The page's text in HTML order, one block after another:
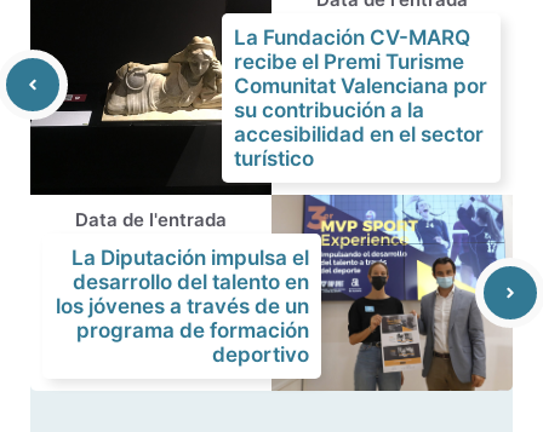
La Fundación CV-MARQ
recibe el Premi Turisme
Comunitat Valenciana por
su contribución a la
accesibilidad en el sector
turístico
Data de l'entrada
La Diputación impulsa el
desarrollo del talento en
los jóvenes a través de un
programa de formación
deportivo